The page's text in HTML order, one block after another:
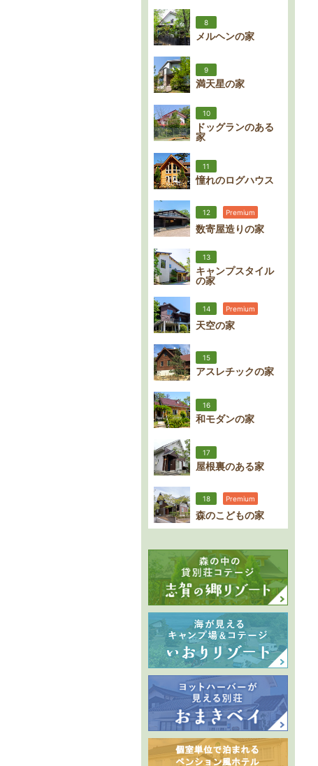
8
メルヘンの家
9
満天星の家
10
ドッグランのある
家
11
憧れのログハウス
12 Premium
数寄屋造りの家
13
キャンプスタイル
の家
14 Premium
天空の家
15
アスレチックの家
16
和モダンの家
17
屋根裏のある家
18 Premium
森のこどもの家